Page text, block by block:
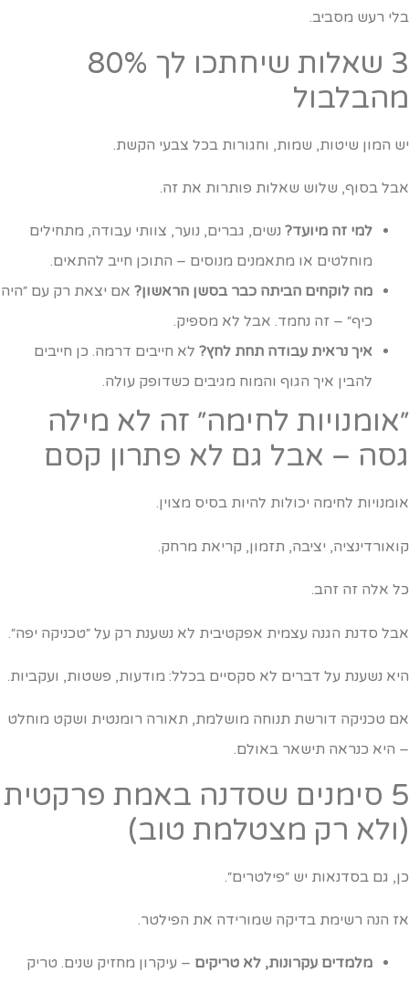
רעש מסביב.
3 שאלות שיחתכו לך 80%
המון שיטות, שמות, וחגורות בכל צבעי הקשת.
בסוף, שלוש שאלות פותרות את זה.
למי זה מיועד?נשים, גברים, נוער, צוותי עבודה, מתחילים
מוחלטים או מתאמנים מנוסים – התוכן חייב להתאים.
מה לוקחים הביתה כבר בסשן הראשון?אם יצאת רק עם ״היה
כיף״ – זה נחמד. אבל לא מספיק.
איך נראית עבודה תחת לחץ?לא חייבים דרמה. כן חייבים
להבין איך הגוף והמוח מגיבים כשדופק עולה.
לחימה״ זה לא מילה
– אבל גם לא פתרון קסם
לחימה יכולות להיות בסיס מצוין.
יציבה, תזמון, קריאת מרחק.
אלה זה זהב.
סדנת הגנה עצמית אפקטיבית לא נשענת רק על ״טכניקה יפה״.
נשענת על דברים לא סקסיים בכלל: מודעות, פשטות, ועקביות.
טכניקה דורשת תנוחה מושלמת, תאורה רומנטית ושקט מוחלט
היא כנראה תישאר באולם.
5 סימנים שסדנה באמת פרקטית
רק מצטלמת טוב)
גם בסדנאות יש ״פילטרים״.
הנה רשימת בדיקה שמורידה את הפילטר.
מלמדים עקרונות, לא טריקים– עיקרון מחזיק שנים. טריק